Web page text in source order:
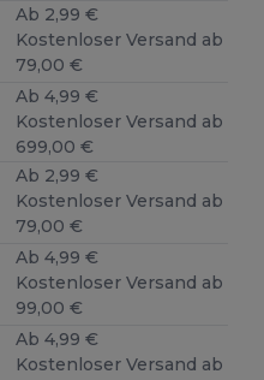
Ab 2,99 €
Kostenloser Versand ab
79,00 €
Ab 4,99 €
Kostenloser Versand ab
699,00 €
Ab 2,99 €
Kostenloser Versand ab
79,00 €
Ab 4,99 €
Kostenloser Versand ab
99,00 €
Ab 4,99 €
Kostenloser Versand ab